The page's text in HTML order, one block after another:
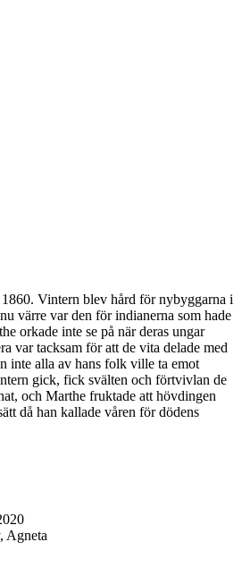
Vintern blev hård för nybyggarna i
värre var den för indianerna som hade
orkade inte se på när deras ungar
var tacksam för att de vita delade med
inte alla av hans folk ville ta emot
gick, fick svälten och förtvivlan de
och Marthe fruktade att hövdingen
då han kallade våren för dödens
Agneta